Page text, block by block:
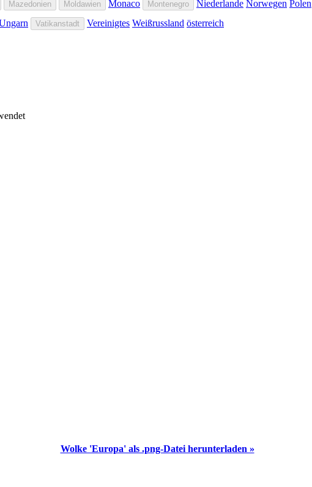
Mazedonien Moldawien Monaco Montenegro Niederlande Norwegen Polen
Vatikanstadt Vereinigtes Weißrussland österreich
Wolke 'Europa' als .png-Datei herunterladen »